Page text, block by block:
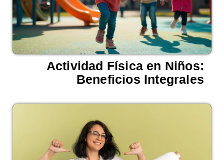
Actividad Física en Niños:
Beneficios Integrales